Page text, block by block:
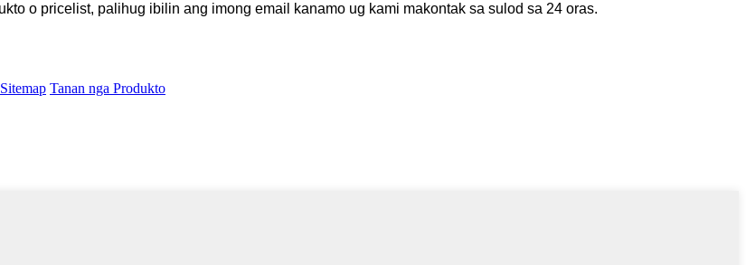
o pricelist, palihug ibilin ang imong email kanamo ug kami makontak sa sulod sa 24 oras.
Sitemap Tanan nga Produkto